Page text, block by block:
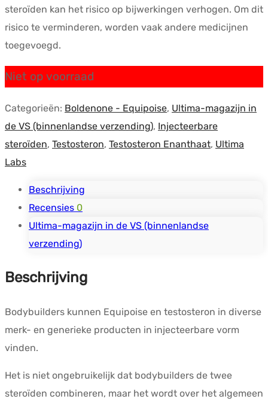
steroïden kan het risico op bijwerkingen verhogen. Om dit
risico te verminderen, worden vaak andere medicijnen
toegevoegd.
Niet op voorraad
Categorieën: Boldenone - Equipoise, Ultima-magazijn in
de VS (binnenlandse verzending), Injecteerbare
steroïden, Testosteron, Testosteron Enanthaat, Ultima
Labs
Beschrijving
Recensies 0
Ultima-magazijn in de VS (binnenlandse
verzending)
Beschrijving
Bodybuilders kunnen Equipoise en testosteron in diverse
merk- en generieke producten in injecteerbare vorm
vinden.
Het is niet ongebruikelijk dat bodybuilders de twee
steroïden combineren, maar het wordt over het algemeen